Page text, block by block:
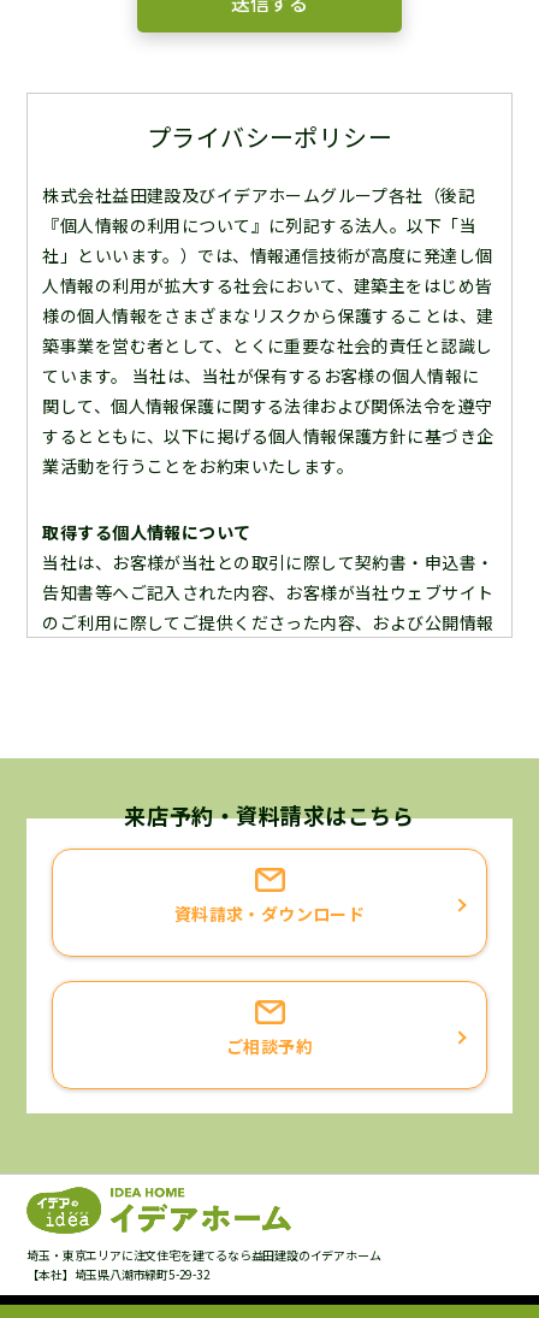
プライバシーポリシー
株式会社益田建設及びイデアホームグループ各社（後記
『個人情報の利用について』に列記する法人。以下「当
社」といいます。）では、情報通信技術が高度に発達し個
人情報の利用が拡大する社会において、建築主をはじめ皆
様の個人情報をさまざまなリスクから保護することは、建
築事業を営む者として、とくに重要な社会的責任と認識し
ています。 当社は、当社が保有するお客様の個人情報に
関して、個人情報保護に関する法律および関係法令を遵守
するとともに、以下に掲げる個人情報保護方針に基づき企
業活動を行うことをお約束いたします。
取得する個人情報について
当社は、お客様が当社との取引に際して契約書・申込書・
告知書等へご記入された内容、お客様が当社ウェブサイト
のご利用に際してご提供くださった内容、および公開情報
当社が保有するお客様の個人情報は、次に挙げる利用目的
お客様と当社との契約に基づく責務を果たすため。
お客様へ当社の商品・サービスについての情報をご提供す
るため。
お客様がご請求された資料・カタログ等をお届けするた
お客様がお申込になったサービス等の確認、ご案内をする
ため。
お客様よりいただいたご意見・ご要望等にお応えするた
お客様のニーズにあった商品・サービスの開発のため。
お客様へ提供した商品・サービスについて、最適なアフタ
ーサービスやメンテナンス等をご提供するため。
お客様へより良いサービスを提供して行くためのアンケー
ト調査を実施するため。ただし、アンケート内容、アンケ
来店予約・資料請求はこちら
ご相談予約
資料請求・ダウンロード
埼玉・東京エリアに注文住宅を建てるなら益田建設のイデアホーム
【本社】埼玉県八潮市緑町5-29-32